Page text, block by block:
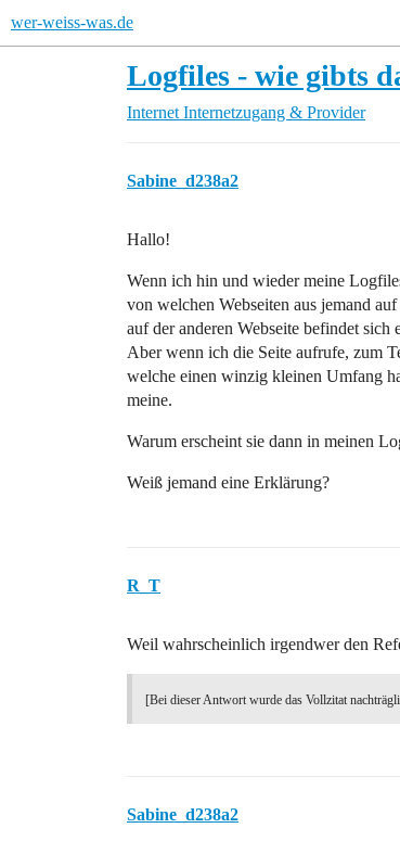
wer-weiss-was.de
Logfiles - wie gibts
Internet Internetzugang & Provider
Sabine_d238a2
Hallo!
Wenn ich hin und wieder meine
von welchen Webseiten aus jemand
auf der anderen Webseite befindet sich
Aber wenn ich die Seite aufrufe, zum
welche einen winzig kleinen Umfang
meine.
Warum erscheint sie dann in meinen
Weiß jemand eine Erklärung?
R_T
Weil wahrscheinlich irgendwer den
[Bei dieser Antwort wurde das Vollzitat
Sabine_d238a2